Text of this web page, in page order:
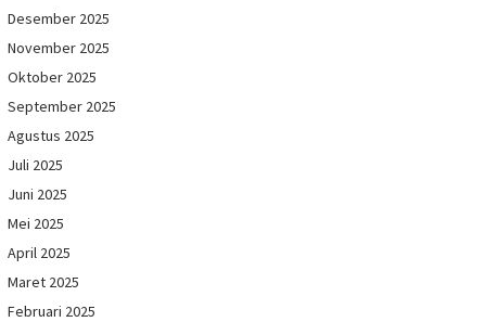
Desember 2025
November 2025
Oktober 2025
September 2025
Agustus 2025
Juli 2025
Juni 2025
Mei 2025
April 2025
Maret 2025
Februari 2025